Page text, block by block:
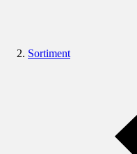
Sortiment